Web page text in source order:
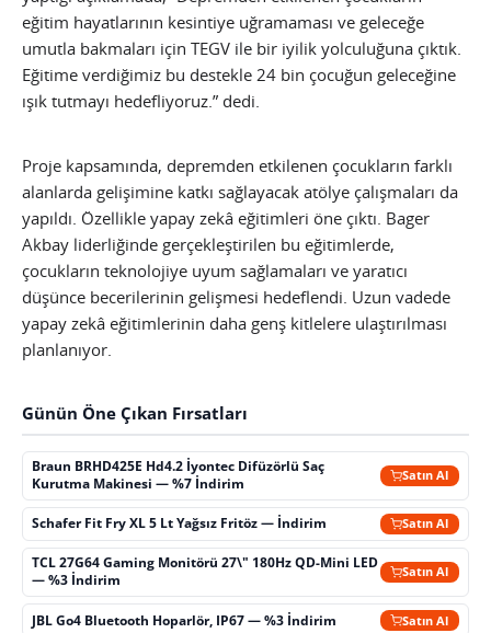
eğitim hayatlarının kesintiye uğramaması ve geleceğe
umutla bakmaları için TEGV ile bir iyilik yolculuğuna çıktık.
Eğitime verdiğimiz bu destekle 24 bin çocuğun geleceğine
ışık tutmayı hedefliyoruz.” dedi.
Proje kapsamında, depremden etkilenen çocukların farklı
alanlarda gelişimine katkı sağlayacak atölye çalışmaları da
yapıldı. Özellikle yapay zekâ eğitimleri öne çıktı. Bager
Akbay liderliğinde gerçekleştirilen bu eğitimlerde,
çocukların teknolojiye uyum sağlamaları ve yaratıcı
düşünce becerilerinin gelişmesi hedeflendi. Uzun vadede
yapay zekâ eğitimlerinin daha genş kitlelere ulaştırılması
planlanıyor.
Günün Öne Çıkan Fırsatları
Braun BRHD425E Hd4.2 İyontec Difüzörlü Saç
Kurutma Makinesi — %7 İndirim
Satın Al
Schafer Fit Fry XL 5 Lt Yağsız Fritöz — İndirim Satın Al
TCL 27G64 Gaming Monitörü 27\" 180Hz QD-Mini LED
— %3 İndirim
Satın Al
JBL Go4 Bluetooth Hoparlör, IP67 — %3 İndirim Satın Al